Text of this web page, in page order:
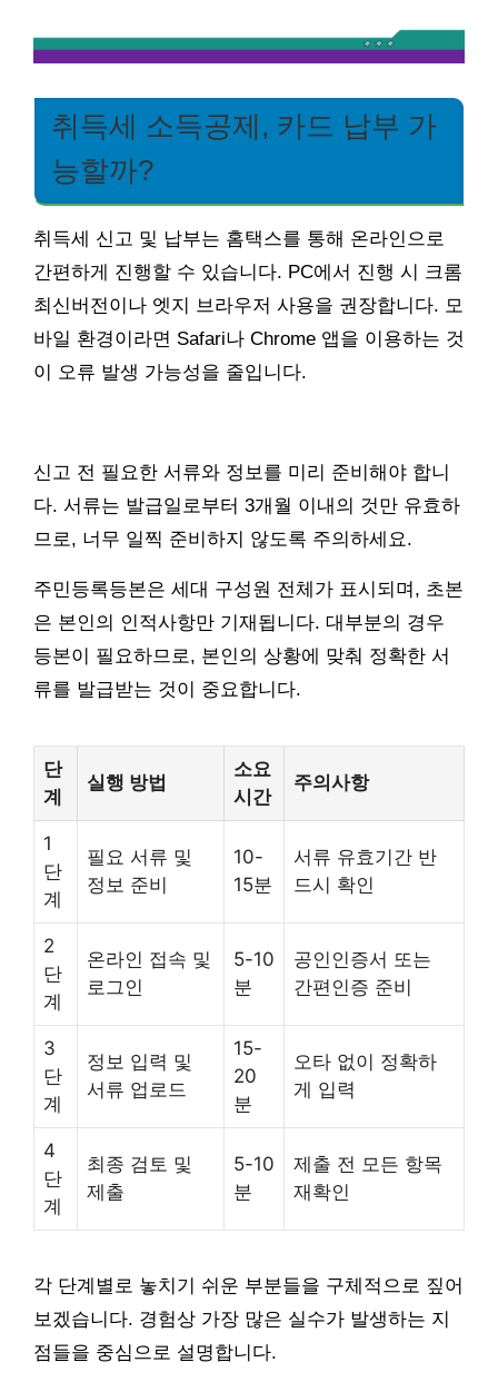
취득세 소득공제, 카드 납부 가
능할까?
취득세 신고 및 납부는 홈택스를 통해 온라인으로
간편하게 진행할 수 있습니다. PC에서 진행 시 크롬
최신버전이나 엣지 브라우저 사용을 권장합니다. 모
바일 환경이라면 Safari나 Chrome 앱을 이용하는 것
이 오류 발생 가능성을 줄입니다.
신고 전 필요한 서류와 정보를 미리 준비해야 합니
다. 서류는 발급일로부터 3개월 이내의 것만 유효하
므로, 너무 일찍 준비하지 않도록 주의하세요.
주민등록등본은 세대 구성원 전체가 표시되며, 초본
은 본인의 인적사항만 기재됩니다. 대부분의 경우
등본이 필요하므로, 본인의 상황에 맞춰 정확한 서
류를 발급받는 것이 중요합니다.
단
계
실행 방법
소요
시간
주의사항
1
단
계
필요 서류 및
정보 준비
10-
15분
서류 유효기간 반
드시 확인
2
단
계
온라인 접속 및
로그인
5-10
분
공인인증서 또는
간편인증 준비
3
단
계
정보 입력 및
서류 업로드
15-
20
분
오타 없이 정확하
게 입력
4
단
계
최종 검토 및
제출
5-10
분
제출 전 모든 항목
재확인
각 단계별로 놓치기 쉬운 부분들을 구체적으로 짚어
보겠습니다. 경험상 가장 많은 실수가 발생하는 지
점들을 중심으로 설명합니다.